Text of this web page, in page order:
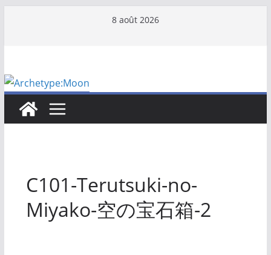
8 août 2026
C101-Terutsuki-no-
Miyako-空の宝石箱-2